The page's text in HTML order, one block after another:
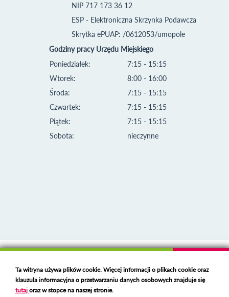
NIP 717 173 36 12
ESP - Elektroniczna Skrzynka Podawcza
Skrytka ePUAP: /0612053/umopole
Godziny pracy Urzędu Miejskiego
Poniedziałek:
Wtorek:
Środa:
Czwartek:
Piątek:
Sobota:
7:15 - 15:15
8:00 - 16:00
7:15 - 15:15
7:15 - 15:15
7:15 - 15:15
nieczynne
Deklaracja dostępności
Polski serwer RBLhttps://polspam.pl/
Ta witryna używa plików cookie. Więcej informacji o plikach cookie oraz
klauzula informacyjna o przetwarzaniu danych osobowych znajduje się
tutajoraz w stopce na naszej stronie.